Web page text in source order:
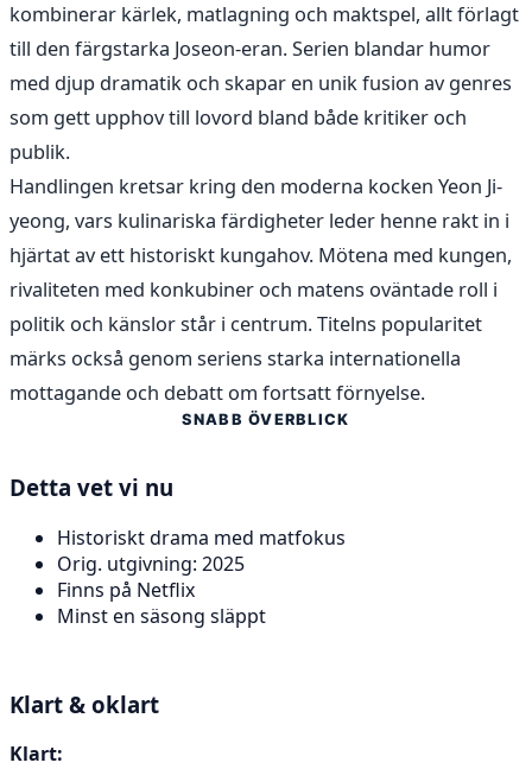
kombinerar kärlek, matlagning och maktspel, allt förlagt
till den färgstarka Joseon-eran. Serien blandar humor
med djup dramatik och skapar en unik fusion av genres
som gett upphov till lovord bland både kritiker och
publik.
Handlingen kretsar kring den moderna kocken Yeon Ji-
yeong, vars kulinariska färdigheter leder henne rakt in i
hjärtat av ett historiskt kungahov. Mötena med kungen,
rivaliteten med konkubiner och matens oväntade roll i
politik och känslor står i centrum. Titelns popularitet
märks också genom seriens starka internationella
mottagande och debatt om fortsatt förnyelse.
SNABB ÖVERBLICK
Detta vet vi nu
Historiskt drama med matfokus
Orig. utgivning: 2025
Finns på Netflix
Minst en säsong släppt
Klart & oklart
Klart: